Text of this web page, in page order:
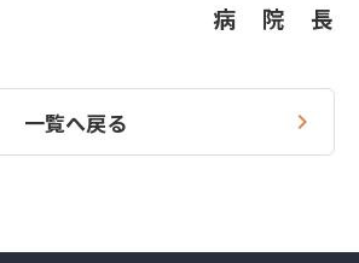
病 院 長
一覧へ戻る